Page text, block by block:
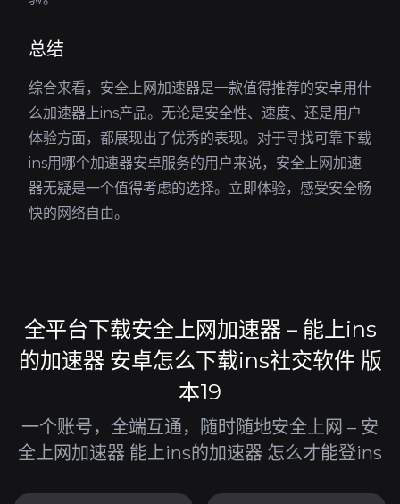
总结
综合来看，安全上网加速器是一款值得推荐的安卓用什
么加速器上ins产品。无论是安全性、速度、还是用户
体验方面，都展现出了优秀的表现。对于寻找可靠下载
ins用哪个加速器安卓服务的用户来说，安全上网加速
器无疑是一个值得考虑的选择。立即体验，感受安全畅
快的网络自由。
全平台下载安全上网加速器 – 能上ins
的加速器 安卓怎么下载ins社交软件 版
本19
一个账号，全端互通，随时随地安全上网 – 安
全上网加速器 能上ins的加速器 怎么才能登ins